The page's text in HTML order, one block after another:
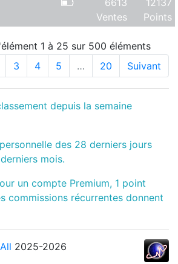
6613
Ventes
12137
Points
1 à 25 sur 500 éléments
3 4 5 … 20 Suivant
depuis la semaine
des 28 derniers jours
mois.
un compte Premium, 1 point
commissions récurrentes donnent
2025-2026